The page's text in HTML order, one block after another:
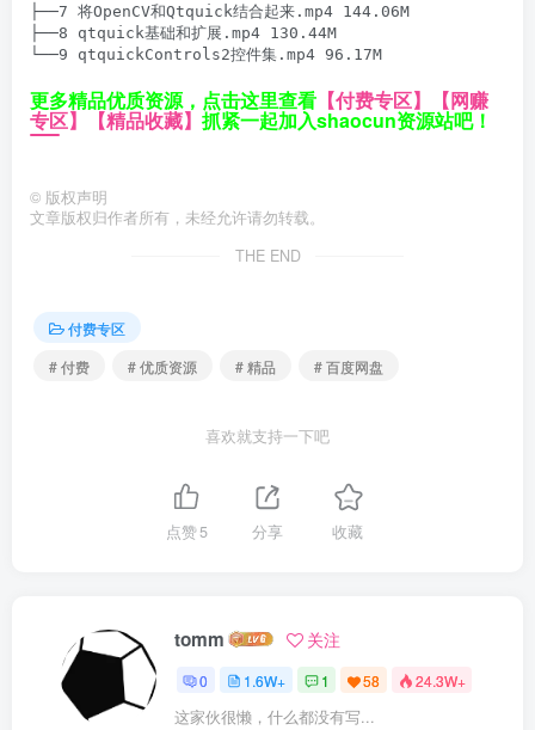
├──7 将OpenCV和Qtquick结合起来.mp4 144.06M
├──8 qtquick基础和扩展.mp4 130.44M
└──9 qtquickControls2控件集.mp4 96.17M
更多精品优质资源，点击这里查看 【付费专区】 【网赚
专区】 【精品收藏】 抓紧一起加入shaocun资源站吧！
© 版权声明
文章版权归作者所有，未经允许请勿转载。
THE END
付费专区
# 付费
# 优质资源 # 精品 # 百度网盘
喜欢就支持一下吧
点赞5 分享 收藏
tomm 关注
0 1.6W+ 1 58 24.3W+
这家伙很懒，什么都没有写...